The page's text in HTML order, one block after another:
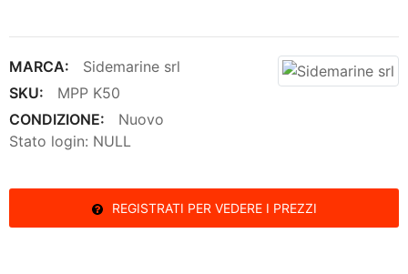
MARCA:
Sidemarine srl
SKU:
MPP K50
CONDIZIONE:
Nuovo
Stato login: NULL
REGISTRATI PER VEDERE I PREZZI